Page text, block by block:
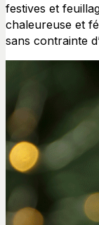
festives et
chaleureuse et
sans contrainte